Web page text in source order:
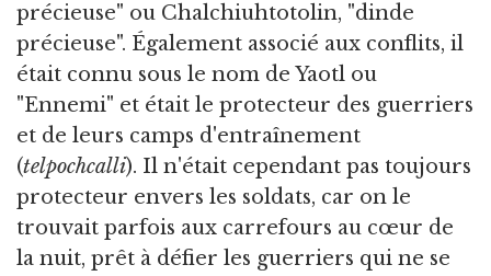
précieuse" ou Chalchiuhtotolin, "dinde
précieuse". Également associé aux conflits, il
était connu sous le nom de Yaotl ou
"Ennemi" et était le protecteur des guerriers
et de leurs camps d'entraînement
(telpochcalli). Il n'était cependant pas toujours
protecteur envers les soldats, car on le
trouvait parfois aux carrefours au cœur de
la nuit, prêt à défier les guerriers qui ne se